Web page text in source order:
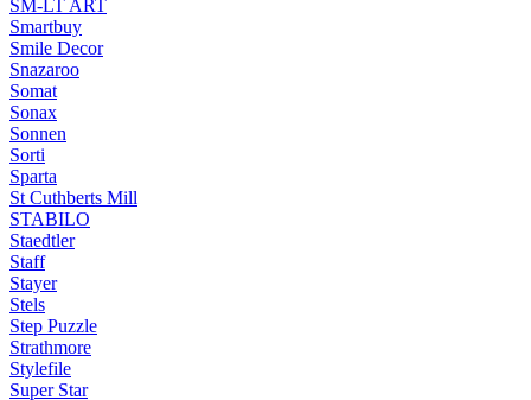
SM-LT ART
Smartbuy
Smile Decor
Snazaroo
Somat
Sonax
Sonnen
Sorti
Sparta
St Cuthberts Mill
STABILO
Staedtler
Staff
Stayer
Stels
Step Puzzle
Strathmore
Stylefile
Super Star